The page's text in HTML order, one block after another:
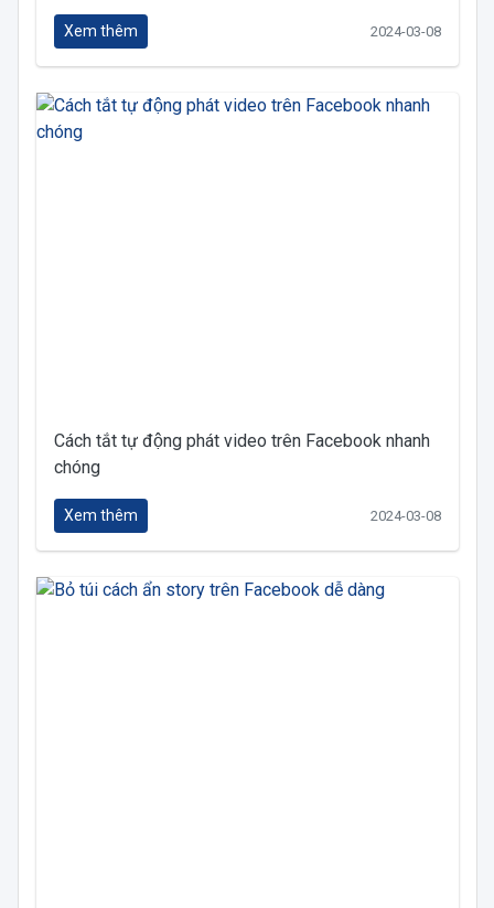
Xem thêm 2024-03-08
Cách tắt tự động phát video trên Facebook nhanh
chóng
Xem thêm 2024-03-08